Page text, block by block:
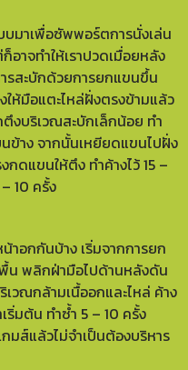
มาเพื่อซัพพอร์ตการนั่งเล่น
อาจทำให้เราปวดเมื่อยหลัง
รสะบักด้วยการยกแขนขึ้น
ห้มือแตะไหล่ฝั่งตรงข้ามแล้ว
งบริเวณสะบักเล็กน้อย ทำ
นข้าง จากนั้นเหยียดแขนไปฝั่ง
ดแขนให้ตึง ทำค้างไว้ 15 –
10 ครั้ง
าอกกันบ้าง เริ่มจากการยก
น พลิกฝ่ามือไปด้านหลังดัน
วณกล้ามเนื้ออกและไหล่ ค้าง
ริ่มต้น ทำซ้ำ 5 – 10 ครั้ง
มส์แล้วไม่จำเป็นต้องบริหาร